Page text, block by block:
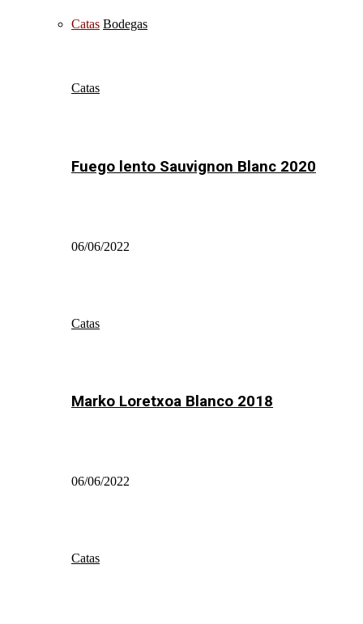
Catas Bodegas
Catas
Fuego lento Sauvignon Blanc 2020
06/06/2022
Catas
Marko Loretxoa Blanco 2018
06/06/2022
Catas